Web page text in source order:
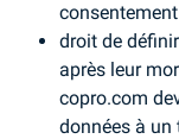
droit de
après leur
copro.com
données à un